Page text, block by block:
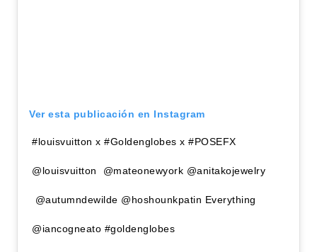
Ver esta publicación en Instagram
#louisvuitton x #Goldenglobes x #POSEFX
@louisvuitton @mateonewyork @anitakojewelry
@autumndewilde @hoshounkpatin Everything
@iancogneato #goldenglobes